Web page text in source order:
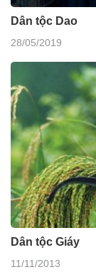
Dân tộc Dao
28/05/2019
Dân tộc Giáy
11/11/2013